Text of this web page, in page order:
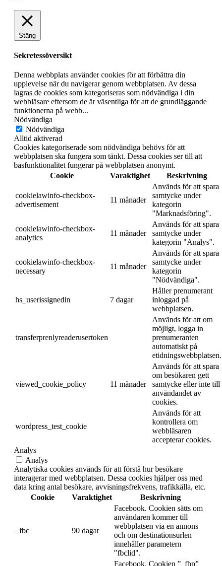
Stäng
Sekretessöversikt
Denna webbplats använder cookies för att förbättra din
upplevelse när du navigerar genom webbplatsen. Av dessa
lagras de cookies som kategoriseras som nödvändiga i din
webbläsare eftersom de är väsentliga för att de grundläggande
funktionerna på webb...
Nödvändiga
Nödvändiga
Alltid aktiverad
Cookies kategoriserade som nödvändiga behövs för att
webbplatsen ska fungera som tänkt. Dessa cookies ser till att
basfunktionalitet fungerar på webbplatsen anonymt.
Cookie
Varaktighet Beskrivning
cookielawinfo-checkbox-
advertisement
11 månader
Används för att spara
samtycke under
kategorin
"Marknadsföring".
cookielawinfo-checkbox-
analytics
11 månader
Används för att spara
samtycke under
kategorin "Analys".
cookielawinfo-checkbox-
necessary
11 månader
Används för att spara
samtycke under
kategorin
"Nödvändiga".
hs_userissignedin 7 dagar
Håller prenumerant
inloggad på
webbplatsen.
transferprenlyreaderusertoken
Används för att om
möjligt, logga in
prenumeranten
automatiskt på
etidningswebbplatsen.
viewed_cookie_policy 11 månader
Används för att spara
om besökaren gett
samtycke eller inte till
användandet av
cookies.
wordpress_test_cookie
Används för att
kontrollera om
webbläsaren
accepterar cookies.
Analys
Analys
Analytiska cookies används för att förstå hur besökare
interagerar med webbplatsen. Dessa cookies hjälper oss med
data kring antal besökare, avvisningsfrekvens, trafikkälla, etc.
Cookie
Varaktighet Beskrivning
_fbc 90 dagar
Facebook. Cookien sätts om
användaren kommer till
webbplatsen via en annons
och om destinationsurlen
innehåller parametern
"fbclid".
Facebook. Cookien ”_fbp”